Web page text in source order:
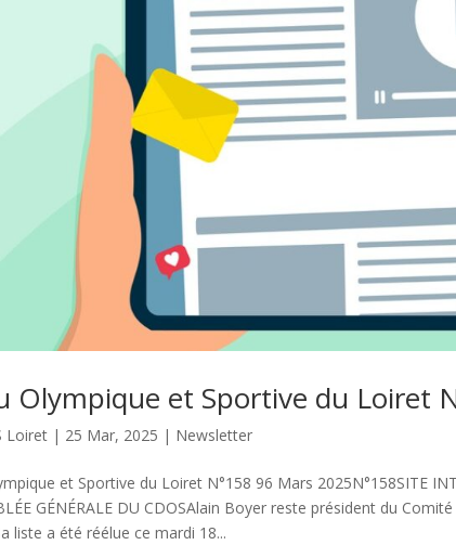
Olympique et Sportive du Loiret
Loiret | 25 Mar, 2025 | Newsletter
et Sportive du Loiret N°158 96 Mars 2025N°158SITE
GÉNÉRALE DU CDOSAlain Boyer reste président du
liste a été réélue ce mardi 18...